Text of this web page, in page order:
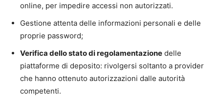
online, per impedire accessi non autorizzati.
Gestione attenta delle informazioni personali e delle
proprie password;
Verifica dello stato di regolamentazione delle
piattaforme di deposito: rivolgersi soltanto a provider
che hanno ottenuto autorizzazioni dalle autorità
competenti.